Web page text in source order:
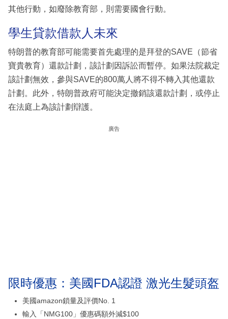
其他行動，如廢除教育部，則需要國會行動。
學生貸款借款人未來
特朗普的教育部可能需要首先處理的是拜登的SAVE（節省
寶貴教育）還款計劃，該計劃因訴訟而暫停。如果法院裁定
該計劃無效，參與SAVE的800萬人將不得不轉入其他還款
計劃。此外，特朗普政府可能決定撤銷該還款計劃，或停止
在法庭上為該計劃辯護。
廣告
限時優惠：美國FDA認證 激光生髮頭盔
美國amazon鎖量及評價No. 1
輸入「NMG100」優惠碼額外減$100